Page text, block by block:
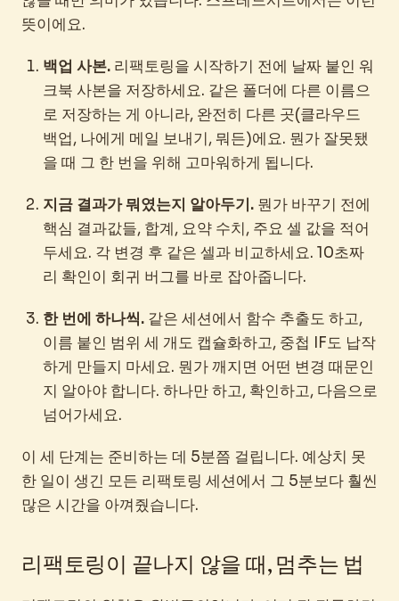
뜻이에요.
백업 사본. 리팩토링을 시작하기 전에 날짜 붙인 워
크북 사본을 저장하세요. 같은 폴더에 다른 이름으
로 저장하는 게 아니라, 완전히 다른 곳(클라우드
백업, 나에게 메일 보내기, 뭐든)에요. 뭔가 잘못됐
을 때 그 한 번을 위해 고마워하게 됩니다.
지금 결과가 뭐였는지 알아두기. 뭔가 바꾸기 전에
핵심 결과값들, 합계, 요약 수치, 주요 셀 값을 적어
두세요. 각 변경 후 같은 셀과 비교하세요. 10초짜
리 확인이 회귀 버그를 바로 잡아줍니다.
한 번에 하나씩. 같은 세션에서 함수 추출도 하고,
이름 붙인 범위 세 개도 캡슐화하고, 중첩 IF도 납작
하게 만들지 마세요. 뭔가 깨지면 어떤 변경 때문인
지 알아야 합니다. 하나만 하고, 확인하고, 다음으로
넘어가세요.
이 세 단계는 준비하는 데 5분쯤 걸립니다. 예상치 못
한 일이 생긴 모든 리팩토링 세션에서 그 5분보다 훨씬
많은 시간을 아껴줬습니다.
리팩토링이 끝나지 않을 때, 멈추는 법